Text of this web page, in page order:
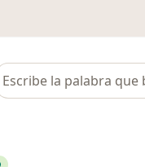
en opiniones